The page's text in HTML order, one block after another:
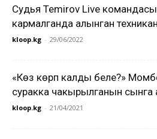
Судья Temirov Live
кармалганда алынган
kloop.kg - 29/06/2022
«Көзү көрүп калды беле?»
суракка чакырылганын сынга
kloop.kg - 21/04/2021